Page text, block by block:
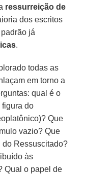
ressurreição de
dos escritos
já
.
todas as
em torno a
qual é o
do
Que
vazio? Que
do Ressuscitado?
às
Qual o papel de